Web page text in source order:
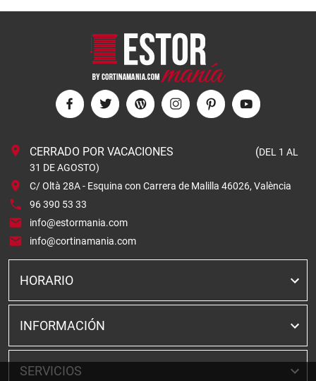
CERRADO POR VACACIONES (DEL 1 AL
31 DE AGOSTO)
C/ Oltà 28A - Esquina con Carrera de Malilla 46026, València
96 390 53 33
info@estormania.com
info@cortinamania.com
HORARIO
INFORMACIÓN
SERVICIOS